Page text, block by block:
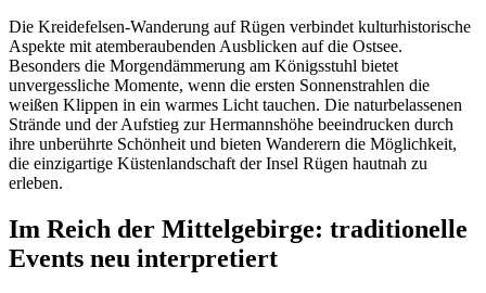
Die Kreidefelsen-Wanderung auf Rügen verbindet kulturhistorische
Aspekte mit atemberaubenden Ausblicken auf die Ostsee.
Besonders die Morgendämmerung am Königsstuhl bietet
unvergessliche Momente, wenn die ersten Sonnenstrahlen die
weißen Klippen in ein warmes Licht tauchen. Die naturbelassenen
Strände und der Aufstieg zur Hermannshöhe beeindrucken durch
ihre unberührte Schönheit und bieten Wanderern die Möglichkeit,
die einzigartige Küstenlandschaft der Insel Rügen hautnah zu
erleben.
Im Reich der Mittelgebirge: traditionelle
Events neu interpretiert